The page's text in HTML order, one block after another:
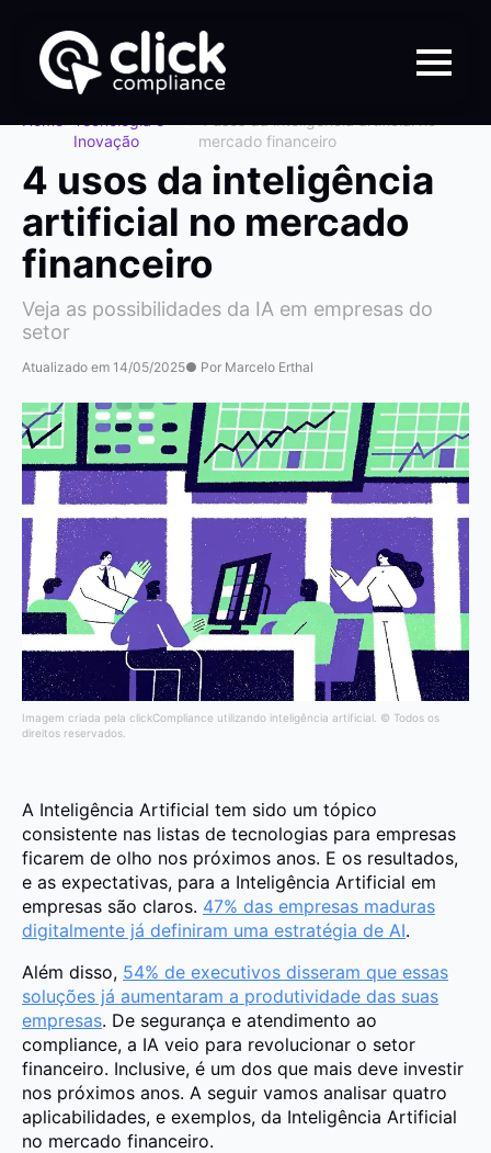
Inovação
mercado financeiro
4 usos da inteligência
artificial no mercado
financeiro
Veja as possibilidades da IA em empresas do
setor
Atualizado em 14/05/2025● Por Marcelo Erthal
Imagem criada pela clickCompliance utilizando inteligência artificial. © Todos os
direitos reservados.
A Inteligência Artificial tem sido um tópico
consistente nas listas de tecnologias para empresas
ficarem de olho nos próximos anos. E os resultados,
e as expectativas, para a Inteligência Artificial em
empresas são claros. 47% das empresas maduras
digitalmente já definiram uma estratégia de AI.
Além disso, 54% de executivos disseram que essas
soluções já aumentaram a produtividade das suas
empresas. De segurança e atendimento ao
compliance, a IA veio para revolucionar o setor
financeiro. Inclusive, é um dos que mais deve investir
nos próximos anos. A seguir vamos analisar quatro
aplicabilidades, e exemplos, da Inteligência Artificial
no mercado financeiro.